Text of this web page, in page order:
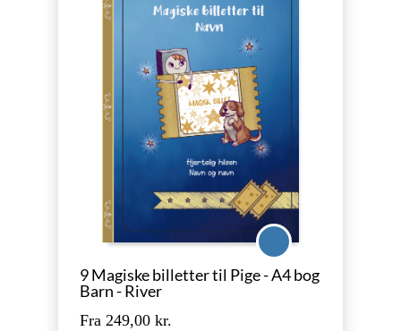
River
9 Magiske billetter til Pige - A4 bog
Barn - River
Fra 249,00 kr.